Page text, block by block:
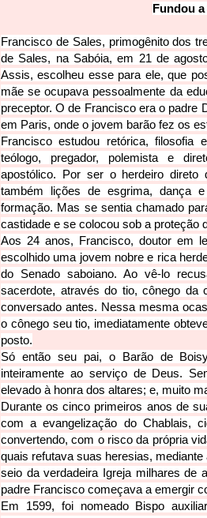
Fundou
Francisco de Sales, primogênito dos
de Sales, na Sabóia, em 21 de
Assis, escolheu esse para ele, que
mãe se ocupava pessoalmente da
preceptor.O de Francisco era o padre
em Paris, onde o jovem barão fez os
Francisco estudou retórica,
teólogo, pregador, polemista e
apostólico. Por ser o herdeiro
também lições de esgrima, dança
formação. Mas se sentia chamado
castidade e se colocou sob a proteção
Aos 24 anos, Francisco, doutor em
escolhido uma jovem nobre e rica
do Senado saboiano. Ao vê-lo
sacerdote, através do tio, cônego da
conversado antes. Nessa mesma
o cônego seu tio, imediatamente
posto.
Só então seu pai, o Barão de
inteiramente ao serviço de Deus.
elevado à honra dos altares; e, muito
Durante os cinco primeiros anos de
com a evangelização do Chablais,
convertendo, com o risco da própria
quais refutava suas heresias,
seio da verdadeira Igreja milhares de
padre Francisco começava a emergir
Em 1599, foi nomeado Bispo